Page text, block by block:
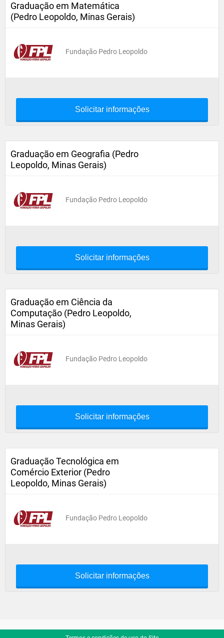
Graduação em Matemática
(Pedro Leopoldo, Minas Gerais)
Fundação Pedro Leopoldo
Solicitar informações
Graduação em Geografia (Pedro
Leopoldo, Minas Gerais)
Fundação Pedro Leopoldo
Solicitar informações
Graduação em Ciência da
Computação (Pedro Leopoldo,
Minas Gerais)
Fundação Pedro Leopoldo
Solicitar informações
Graduação Tecnológica em
Comércio Exterior (Pedro
Leopoldo, Minas Gerais)
Fundação Pedro Leopoldo
Solicitar informações